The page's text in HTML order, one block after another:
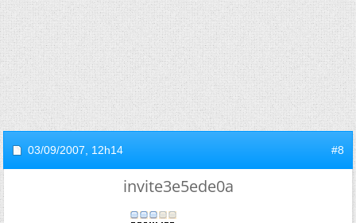
03/09/2007, 12h14 #8
invite3e5ede0a